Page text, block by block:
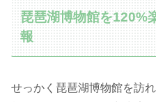
琵琶湖博物館を120%
報
せっかく琵琶湖博物館を訪